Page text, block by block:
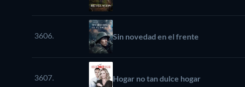
3606. Sin novedad en el frente
3607. Hogar no tan dulce hogar